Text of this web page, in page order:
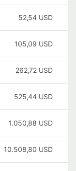
52,54 USD
105,09 USD
262,72 USD
525,44 USD
1.050,88 USD
10.508,80 USD